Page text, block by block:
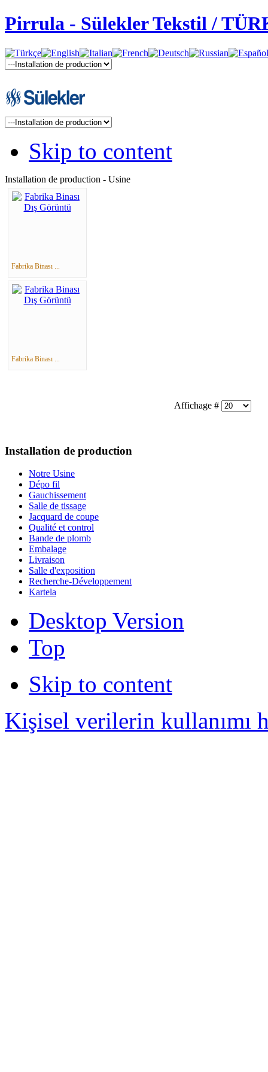
Pirrula - Sülekler Tekstil /
Skip to content
Installation de production - Usine
Fabrika Binası ...
Fabrika Binası ...
Affichage #
Installation de production
Notre Usine
Dépo fil
Gauchissement
Salle de tissage
Jacquard de coupe
Qualité et control
Bande de plomb
Embalage
Livraison
Salle d'exposition
Recherche-Développement
Kartela
Desktop Version
Top
Skip to content
Kişisel verilerin kullanımı